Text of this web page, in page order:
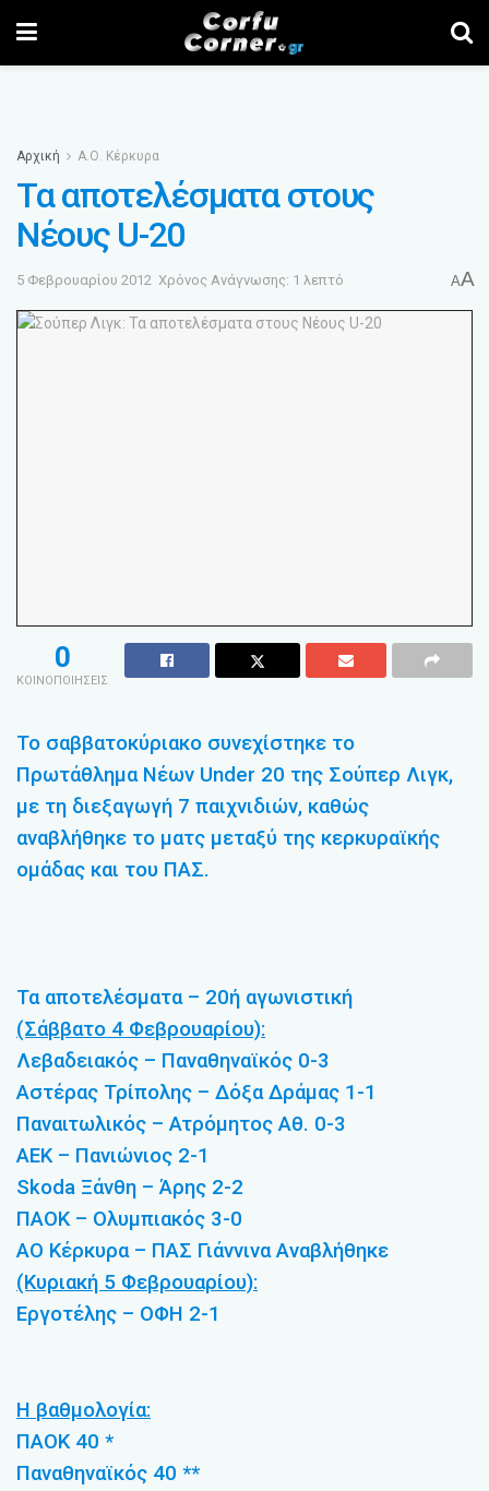
Αρχική Α.Ο. Κέρκυρα
Τα αποτελέσματα στους
Νέους U-20
5 Φεβρουαρίου 2012 Χρόνος Ανάγνωσης: 1 λεπτό AA
0
ΚΟΙΝΟΠΟΙΗΣΕΙΣ
Το σαββατοκύριακο συνεχίστηκε το
Πρωτάθλημα Νέων Under 20 της Σούπερ Λιγκ,
με τη διεξαγωγή 7 παιχνιδιών, καθώς
αναβλήθηκε το ματς μεταξύ της κερκυραϊκής
ομάδας και του ΠΑΣ.
Τα αποτελέσματα – 20ή αγωνιστική
(Σάββατο 4 Φεβρουαρίου):
Λεβαδειακός – Παναθηναϊκός 0-3
Αστέρας Τρίπολης – Δόξα Δράμας 1-1
Παναιτωλικός – Ατρόμητος Αθ. 0-3
ΑΕΚ – Πανιώνιος 2-1
Skoda Ξάνθη – Άρης 2-2
ΠΑΟΚ – Ολυμπιακός 3-0
ΑΟ Κέρκυρα – ΠΑΣ Γιάννινα Αναβλήθηκε
(Κυριακή 5 Φεβρουαρίου):
Εργοτέλης – ΟΦΗ 2-1
Η βαθμολογία:
ΠΑΟΚ 40 *
Παναθηναϊκός 40 **